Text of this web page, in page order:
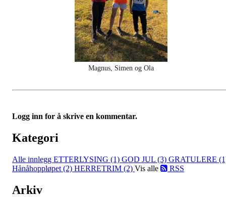
Magnus, Simen og Ola
Logg inn for å skrive en kommentar.
Kategori
Alle innlegg ETTERLYSING (1) GOD JUL (3) GRATULERE
Hånåhoppløpet (2) HERRETRIM (2) Vis alle RSS
Arkiv